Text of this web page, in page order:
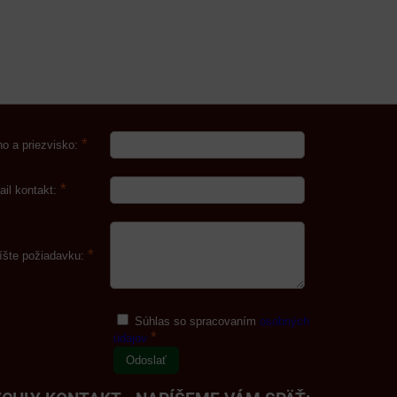
a priezvisko: *
kontakt: *
požiadavku: *
Súhlas so spracovanímosobných
údajov *
Odoslať